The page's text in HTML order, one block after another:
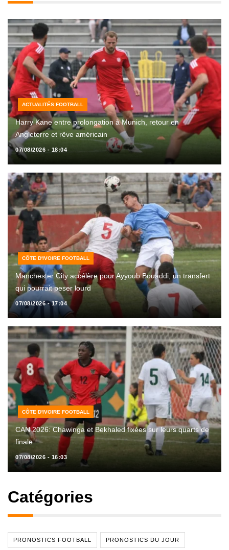
ACTUALITÉS FOOTBALL
Harry Kane entre prolongation à Munich, retour en
Angleterre et rêve américain
07/08/2026 - 18:04
CÔTE D'IVOIRE FOOTBALL
Manchester City accélère pour Ayyoub Bouaddi, un transfert
qui pourrait peser lourd
07/08/2026 - 17:04
CÔTE D'IVOIRE FOOTBALL
CAN 2026: Chawinga et Bekhaled fixées sur leurs quarts de
finale
07/08/2026 - 16:03
Catégories
PRONOSTICS FOOTBALL PRONOSTICS DU JOUR